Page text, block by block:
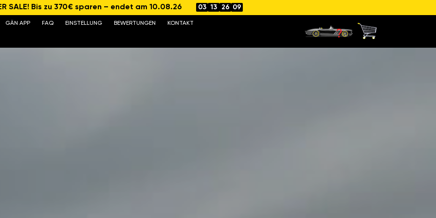
SALE! Bis zu 370€ sparen – endet am 10.08.26 03 13 26 07
GÄN APP FAQ EINSTELLUNG BEWERTUNGEN
KONTAKT